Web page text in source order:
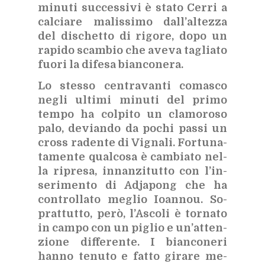
mi­nu­ti suc­ces­si­vi è sta­to Cer­ri a
cal­cia­re ma­lis­si­mo dal­l’al­tez­za
del di­schet­to di ri­go­re, dopo un
ra­pi­do scam­bio che ave­va ta­glia­to
fuo­ri la di­fe­sa bian­co­ne­ra.
Lo stes­so cen­tra­van­ti co­ma­sco
ne­gli ul­ti­mi mi­nu­ti del pri­mo
tem­po ha col­pi­to un cla­mo­ro­so
palo, de­vian­do da po­chi pas­si un
cross ra­den­te di Vi­gna­li. For­tu­na­
ta­men­te qual­co­sa è cam­bia­to nel­
la ri­pre­sa, in­nan­zi­tut­to con l’in­
se­ri­men­to di Ad­ja­pong che ha
con­trol­la­to me­glio Ioan­nou. So­
prat­tut­to, però, l’A­sco­li è tor­na­to
in cam­po con un pi­glio e un’at­ten­
zio­ne dif­fe­ren­te. I bian­co­ne­ri
han­no te­nu­to e fat­to gi­ra­re me­